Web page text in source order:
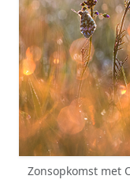
Zonsopkomst met